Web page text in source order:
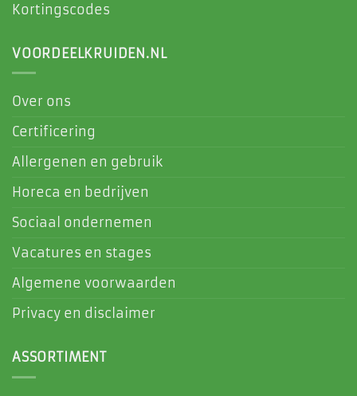
Kortingscodes
VOORDEELKRUIDEN.NL
Over ons
Certificering
Allergenen en gebruik
Horeca en bedrijven
Sociaal ondernemen
Vacatures en stages
Algemene voorwaarden
Privacy en disclaimer
ASSORTIMENT